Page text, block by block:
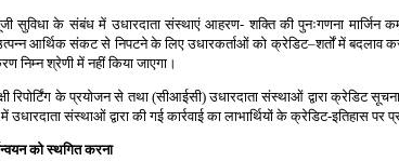
सुविधा के संबंध में उधारदाता संस्थाएं आहरण- शक्ति की पुनःगणना
आर्थिक संकट से निपटने के लिए उधारकर्ताओं को क्रेडिट–शर्तों में बदलाव
निम्न श्रेणी में नहीं किया जाएगा।
रिपोर्टिंग के प्रयोजन से तथा (सीआईसी) उधारदाता संस्थाओं द्वारा क्रेडिट
संस्थाओं द्वारा की गई कार्रवाई का लाभार्थियों के क्रेडिट-इतिहास पर
को स्थगित करना